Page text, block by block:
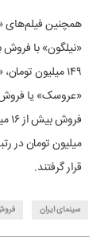
میلیون تومان در
قرار گرفتند.
سینمای ایران